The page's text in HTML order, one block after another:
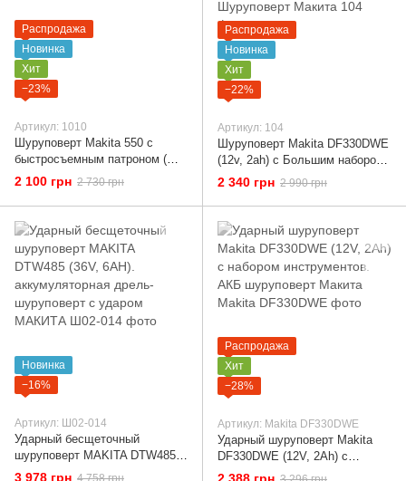
Распродажа
Новинка
Хит
−23%
Артикул: 1010
Шуруповерт Makita 550 с
быстросъемным патроном (
Шуруповерт Макита)
2 100 грн 2 730 грн
Распродажа
Новинка
Хит
−22%
Артикул: 104
Шуруповерт Makita DF330DWE
(12v, 2ah) с Большим набором
инструментов (КИТ-6)
Шуруповерт Макита
2 340 грн 2 990 грн
Новинка
−16%
Артикул: Ш02-014
Ударный бесщеточный
шуруповерт MAKITA DTW485
(36V, 6AH). аккумуляторная
3 978 грн
Распродажа
Хит
−28%
Артикул: Makita DF330DWE
Ударный шуруповерт Makita
DF330DWE (12V, 2Ah) с
набором инструментов. АКБ